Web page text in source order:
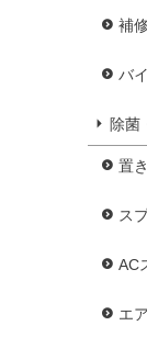
補
バ
除菌
置
ス
AC
エ